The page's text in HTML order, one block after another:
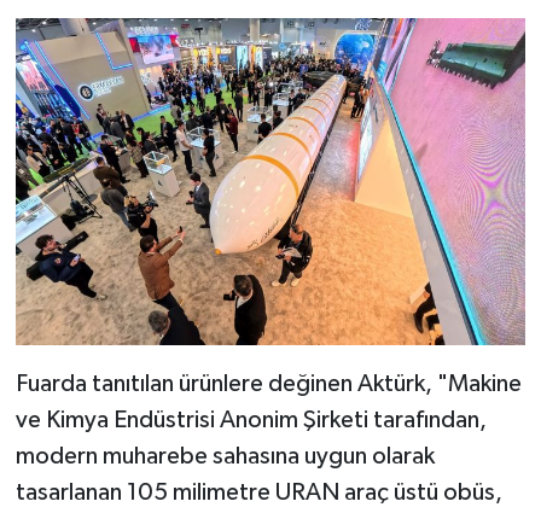
Fuarda tanıtılan ürünlere değinen Aktürk, "Makine
ve Kimya Endüstrisi Anonim Şirketi tarafından,
modern muharebe sahasına uygun olarak
tasarlanan 105 milimetre URAN araç üstü obüs,